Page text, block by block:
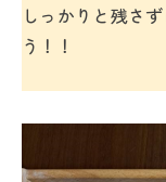
しっかりと残さ
う！！